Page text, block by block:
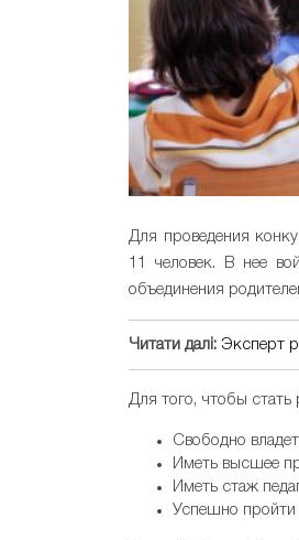
Для проведения
11 человек. В нее
объединения
Читати далі: Эксперт
Для того, чтобы
Свободно
Иметь высшее
Иметь стаж
Успешно пройти